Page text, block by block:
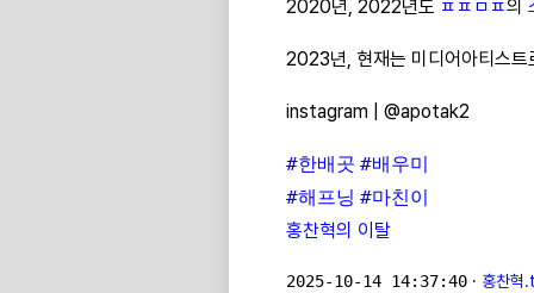
2020년, 2022년도 ㅍㅍㅁㅍ의
2023년, 현재는 미디어아티스트
instagram | @apotak2
#한배곳 #배우미
#해프닝 #마친이
홍찬혁의 이탈
2025-10-14 14:37:40 · 홍찬혁